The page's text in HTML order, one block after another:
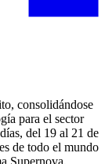
consolidándose
para el sector
del 19 al 21 de
de todo el mundo
Supernova,